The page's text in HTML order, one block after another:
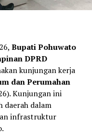
Bupati Pohuwato
DPRD
kunjungan kerja
dan Perumahan
Kunjungan ini
daerah dalam
infrastruktur